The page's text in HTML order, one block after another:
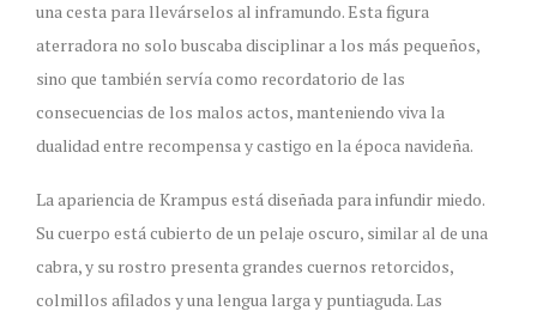
una cesta para llevárselos al inframundo. Esta figura
aterradora no solo buscaba disciplinar a los más pequeños,
sino que también servía como recordatorio de las
consecuencias de los malos actos, manteniendo viva la
dualidad entre recompensa y castigo en la época navideña.
La apariencia de Krampus está diseñada para infundir miedo.
Su cuerpo está cubierto de un pelaje oscuro, similar al de una
cabra, y su rostro presenta grandes cuernos retorcidos,
colmillos afilados y una lengua larga y puntiaguda. Las